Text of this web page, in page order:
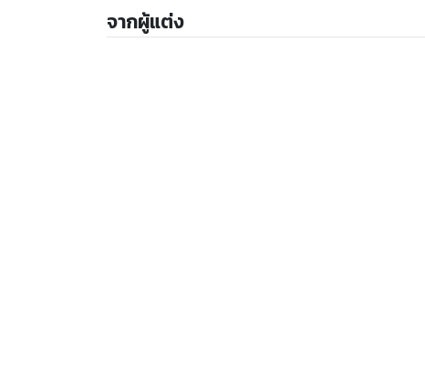
จากผู้แต่ง